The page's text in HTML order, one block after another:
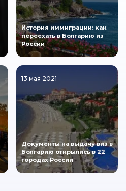
История иммиграции: как
переехать в Болгарию из
России
13 мая 2021
Документы на выдачу виз в
Болгарию открылись в 22
городах России